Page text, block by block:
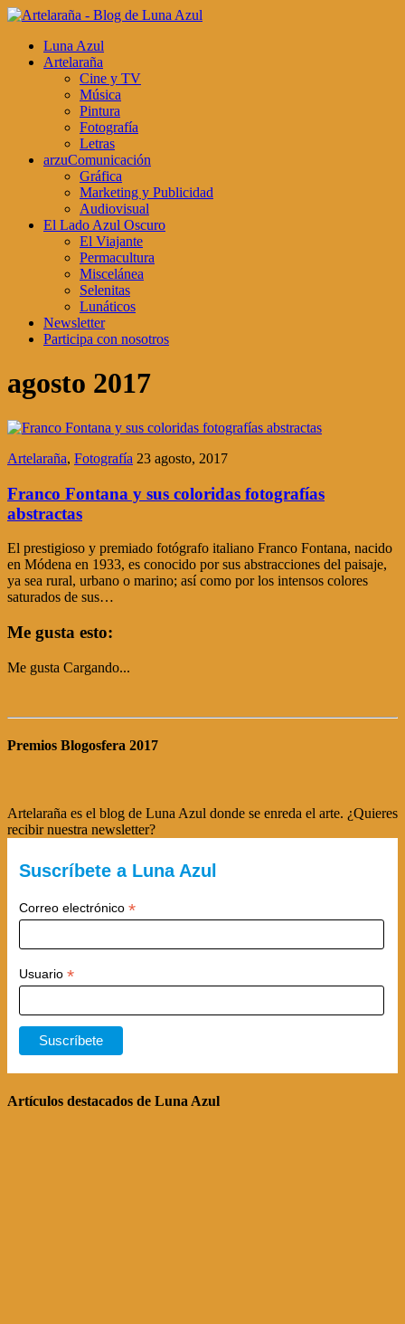
Luna Azul
Artelaraña
Cine y TV
Música
Pintura
Fotografía
Letras
arzuComunicación
Gráfica
Marketing y Publicidad
Audiovisual
El Lado Azul Oscuro
El Viajante
Permacultura
Miscelánea
Selenitas
Lunáticos
Newsletter
Participa con nosotros
agosto 2017
Artelaraña, Fotografía 23 agosto, 2017
Franco Fontana y sus coloridas fotografías
abstractas
El prestigioso y premiado fotógrafo italiano Franco Fontana, nacido
en Módena en 1933, es conocido por sus abstracciones del paisaje,
ya sea rural, urbano o marino; así como por los intensos colores
saturados de sus…
Me gusta esto:
Me gusta Cargando...
Premios Blogosfera 2017
Artelaraña es el blog de Luna Azul donde se enreda el arte. ¿Quieres
recibir nuestra newsletter?
Suscríbete a Luna Azul
Correo electrónico *
Usuario *
Artículos destacados de Luna Azul